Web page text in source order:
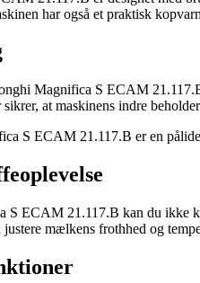
har også et praktisk
Magnifica S ECAM
at maskinens indre
S ECAM 21.117.B er en
ECAM 21.117.B kan du ikke
mælkens frothhed og